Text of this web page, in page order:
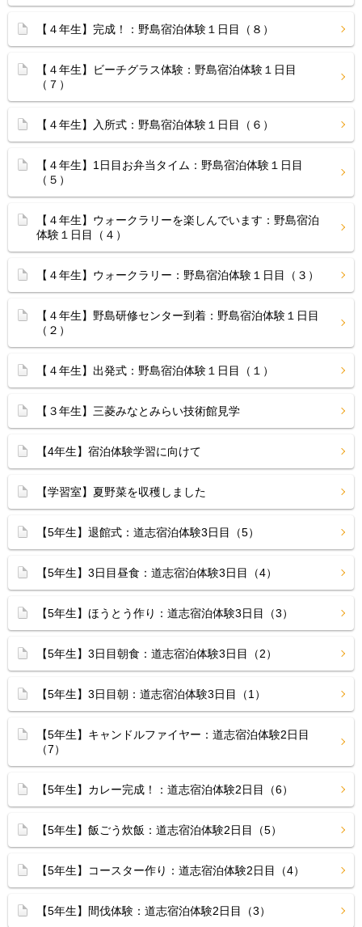
【４年生】完成！：野島宿泊体験１日目（８）
【４年生】ビーチグラス体験：野島宿泊体験１日目
（７）
【４年生】入所式：野島宿泊体験１日目（６）
【４年生】1日目お弁当タイム：野島宿泊体験１日目
（５）
【４年生】ウォークラリーを楽しんでいます：野島宿泊
体験１日目（４）
【４年生】ウォークラリー：野島宿泊体験１日目（３）
【４年生】野島研修センター到着：野島宿泊体験１日目
（２）
【４年生】出発式：野島宿泊体験１日目（１）
【３年生】三菱みなとみらい技術館見学
【4年生】宿泊体験学習に向けて
【学習室】夏野菜を収穫しました
【5年生】退館式：道志宿泊体験3日目（5）
【5年生】3日目昼食：道志宿泊体験3日目（4）
【5年生】ほうとう作り：道志宿泊体験3日目（3）
【5年生】3日目朝食：道志宿泊体験3日目（2）
【5年生】3日目朝：道志宿泊体験3日目（1）
【5年生】キャンドルファイヤー：道志宿泊体験2日目
（7）
【5年生】カレー完成！：道志宿泊体験2日目（6）
【5年生】飯ごう炊飯：道志宿泊体験2日目（5）
【5年生】コースター作り：道志宿泊体験2日目（4）
【5年生】間伐体験：道志宿泊体験2日目（3）